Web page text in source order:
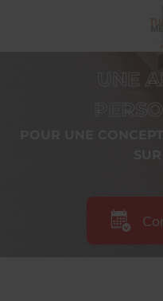
UNE
POUR UNE